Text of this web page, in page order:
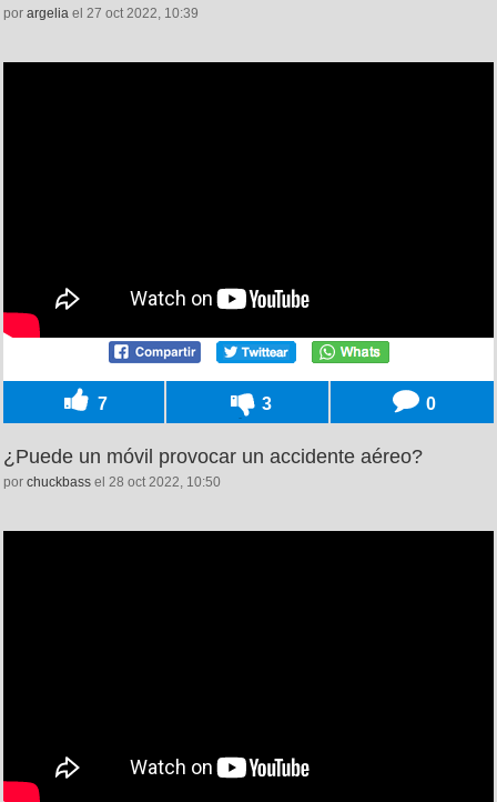
por argelia el 27 oct 2022, 10:39
7 3 0
¿Puede un móvil provocar un accidente aéreo?
por chuckbass el 28 oct 2022, 10:50